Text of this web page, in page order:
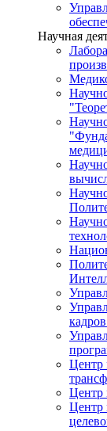
Научная
Центр
Центр
Центр